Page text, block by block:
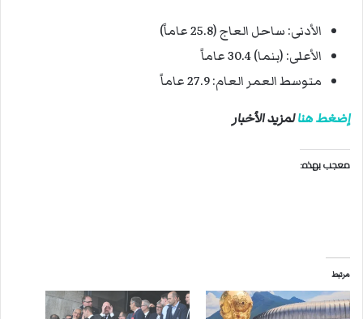
الأدنى: ساحل العاج (25.8 عاماً)
الأعلى: (بنما) 30.4 عاماً
متوسط العمر العام: 27.9 عاماً
إضغط هنالمزيد الأخبار
معجب بهذه:
مرتبط